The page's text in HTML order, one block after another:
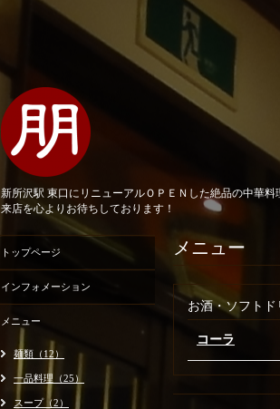
新所沢駅 東口にリニューアルＯＰＥＮした絶品の中華
来店を心よりお待ちしております！
メニュー
お酒・ソフトド
コーラ
トップページ
インフォメーション
メニュー
麺類（12）
一品料理（25）
スープ（2）